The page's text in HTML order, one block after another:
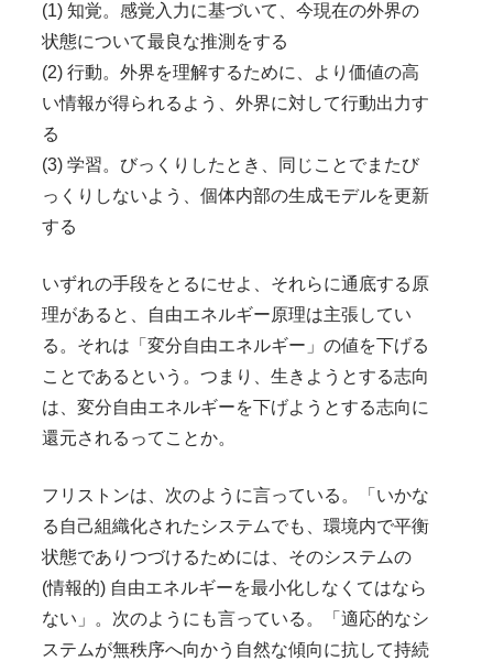
(1) 知覚。感覚入力に基づいて、今現在の外界の
状態について最良な推測をする
(2) 行動。外界を理解するために、より価値の高
い情報が得られるよう、外界に対して行動出力す
る
(3) 学習。びっくりしたとき、同じことでまたび
っくりしないよう、個体内部の生成モデルを更新
する
いずれの手段をとるにせよ、それらに通底する原
理があると、自由エネルギー原理は主張してい
る。それは「変分自由エネルギー」の値を下げる
ことであるという。つまり、生きようとする志向
は、変分自由エネルギーを下げようとする志向に
還元されるってことか。
フリストンは、次のように言っている。「いかな
る自己組織化されたシステムでも、環境内で平衡
状態でありつづけるためには、そのシステムの
(情報的) 自由エネルギーを最小化しなくてはなら
ない」。次のようにも言っている。「適応的なシ
ステムが無秩序へ向かう自然な傾向に抗して持続